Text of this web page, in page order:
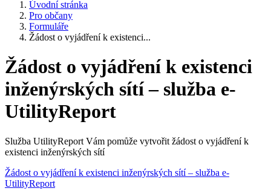
Úvodní stránka
Pro občany
Formuláře
Žádost o vyjádření k existenci...
Žádost o vyjádření k existenci
inženýrských sítí – služba e-
UtilityReport
Služba UtilityReport Vám pomůže vytvořit žádost o vyjádření k
existenci inženýrských sítí
Žádost o vyjádření k existenci inženýrských sítí – služba e-
UtilityReport